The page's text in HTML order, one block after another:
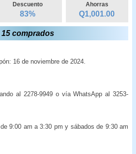
Descuento
83%
Ahorras
Q1,001.00
15 comprados
16 de noviembre de 2024.
al 2278-9949 o vía WhatsApp al 3253-
9:00 am a 3:30 pm y sábados de 9:30 am